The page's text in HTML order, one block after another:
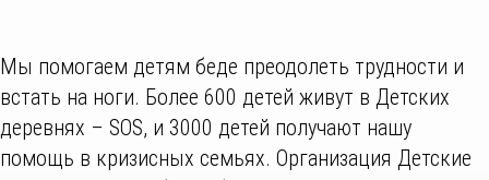
Мы помогаем детям беде преодолеть трудности и
встать на ноги. Более 600 детей живут в Детских
деревнях – SOS, и 3000 детей получают нашу
помощь в кризисных семьях. Организация Детские